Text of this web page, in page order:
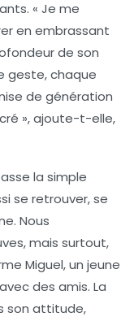
« Je me
en embrassant
de son
geste, chaque
de génération
», ajoute-t-elle,
la simple
se retrouver, se
Nous
mais surtout,
Miguel, un jeune
des amis. La
son attitude,